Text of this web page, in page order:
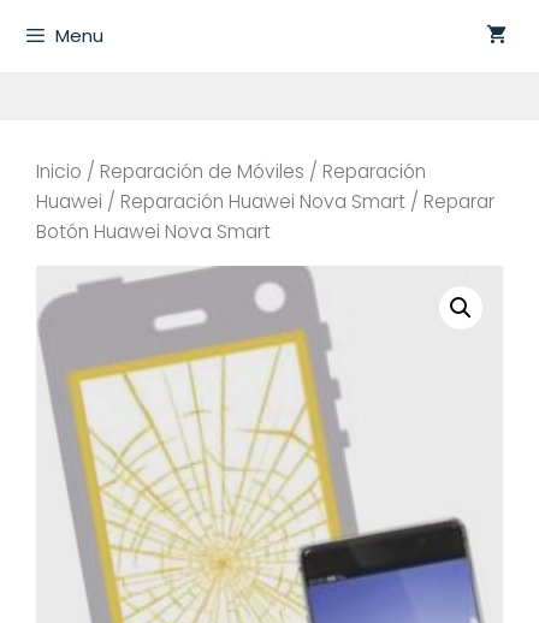
Menu
Inicio / Reparación de Móviles / Reparación
Huawei / Reparación Huawei Nova Smart / Reparar
Botón Huawei Nova Smart